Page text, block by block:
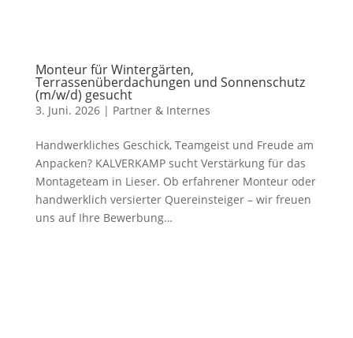
Monteur für Wintergärten,
Terrassenüberdachungen und Sonnenschutz
(m/w/d) gesucht
3. Juni. 2026| Partner & Internes
Handwerkliches Geschick, Teamgeist und Freude am
Anpacken? KALVERKAMP sucht Verstärkung für das
Montageteam in Lieser. Ob erfahrener Monteur oder
handwerklich versierter Quereinsteiger – wir freuen
uns auf Ihre Bewerbung…